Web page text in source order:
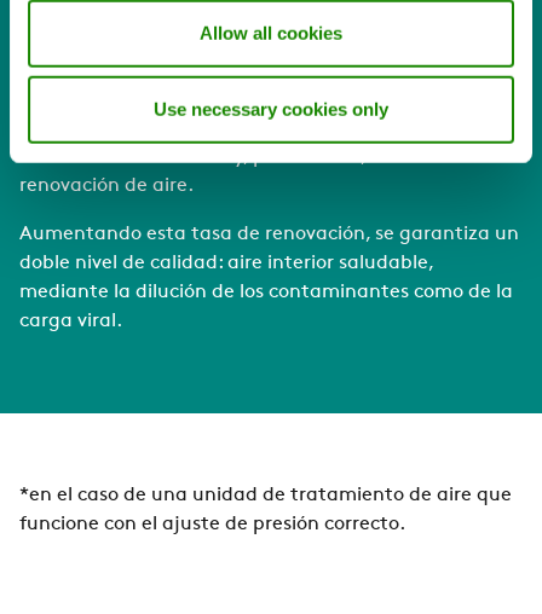
Allow all cookies
Use necessary cookies only
funcionamiento de la rueda de
recuperación.
renovación de aire.
Aumentando esta tasa de renovación, se garantiza un
doble nivel de calidad: aire interior saludable,
mediante la dilución de los contaminantes como de la
carga viral.
*en el caso de una unidad de tratamiento de aire que
funcione con el ajuste de presión correcto.